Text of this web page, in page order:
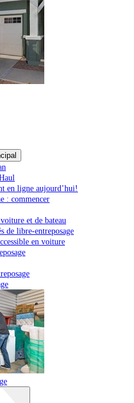
en ligne aujourd’hui!
: commencer
et de bateau
de libre-entreposage
en voiture